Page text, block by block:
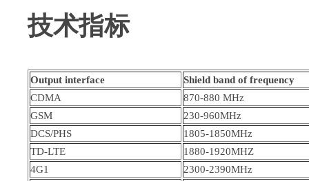
技术指标
Output interface
Shield band of frequency
CDMA
870-880 MHz
GSM
230-960MHz
DCS/PHS
1805-1850MHz
TD-LTE
1880-1920MHZ
4G1
2300-2390MHz